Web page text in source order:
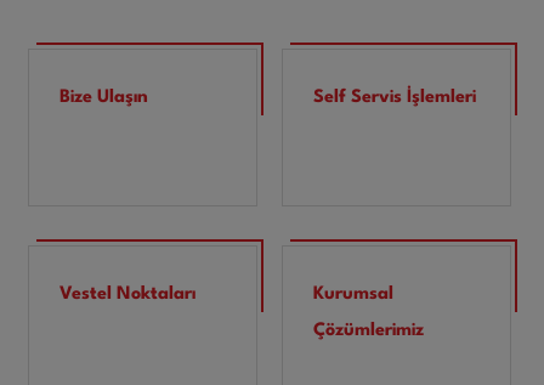
Bize Ulaşın Self Servis İşlemleri
Vestel Noktaları
Kurumsal
Çözümlerimiz